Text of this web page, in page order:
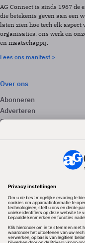
AG Connect is sinds 1967 de
die betekenis geven aan een
laten zien hoe tech elk aspect
organisaties, ons werk en
en maatschappij.
Lees ons manifest >
Over ons
Abonneren
Adverteren
Contact
Redactionele partner